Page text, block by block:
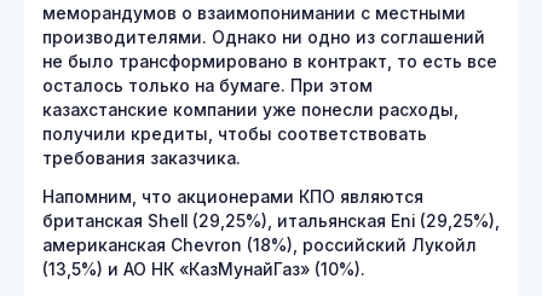
меморандумов о взаимопонимании с местными
производителями. Однако ни одно из соглашений
не было трансформировано в контракт, то есть все
осталось только на бумаге. При этом
казахстанские компании уже понесли расходы,
получили кредиты, чтобы соответствовать
требования заказчика.
Напомним, что акционерами КПО являются
британская Shell (29,25%), итальянская Eni (29,25%),
американская Chevron (18%), российский Лукойл
(13,5%) и АО НК «КазМунайГаз» (10%).